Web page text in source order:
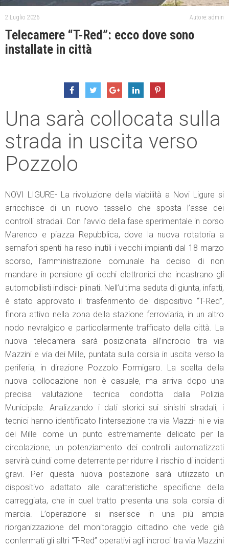
2 Luglio 2026 Autore: admin
Telecamere “T-Red”: ecco dove sono
installate in città
Una sarà collocata sulla
strada in uscita verso
Pozzolo
NOVI LIGURE- La rivoluzione della viabilità a Novi Ligure si
arricchisce di un nuovo tassello che sposta l’asse dei
controlli stradali. Con l’avvio della fase sperimentale in corso
Marenco e piazza Repubblica, dove la nuova rotatoria a
semafori spenti ha reso inutili i vecchi impianti dal 18 marzo
scorso, l’amministrazione comunale ha deciso di non
mandare in pensione gli occhi elettronici che incastrano gli
automobilisti indisci- plinati. Nell’ultima seduta di giunta, infatti,
è stato approvato il trasferimento del dispositivo “T-Red”,
finora attivo nella zona della stazione ferroviaria, in un altro
nodo nevralgico e particolarmente trafficato della città. La
nuova telecamera sarà posizionata all’incrocio tra via
Mazzini e via dei Mille, puntata sulla corsia in uscita verso la
periferia, in direzione Pozzolo Formigaro. La scelta della
nuova collocazione non è casuale, ma arriva dopo una
precisa valutazione tecnica condotta dalla Polizia
Municipale. Analizzando i dati storici sui sinistri stradali, i
tecnici hanno identificato l’intersezione tra via Mazzi- ni e via
dei Mille come un punto estremamente delicato per la
circolazione; un potenziamento dei controlli automatizzati
servirà quindi come deterrente per ridurre il rischio di incidenti
gravi. Per questa nuova postazione sarà utilizzato un
dispositivo adattato alle caratteristiche specifiche della
carreggiata, che in quel tratto presenta una sola corsia di
marcia. L’operazione si inserisce in una più ampia
riorganizzazione del monitoraggio cittadino che vede già
confermati gli altri “T-Red” operativi agli incroci tra via Mazzini